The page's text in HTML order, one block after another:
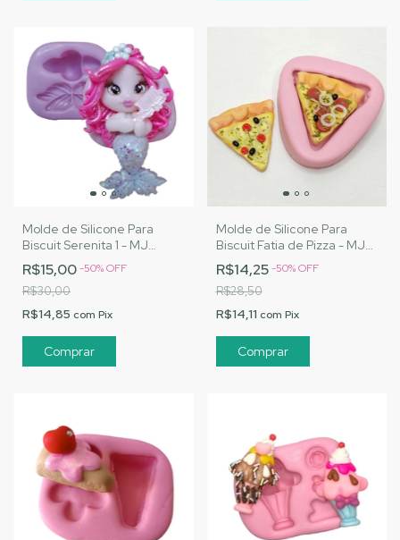
Molde de Silicone Para
Biscuit Serenita 1 - MJ
Artesanatos |Cód. 3140
R$15,00-50%OFF
R$30,00
R$14,85 com Pix
Molde de Silicone Para
Biscuit Fatia de Pizza - MJ
Artesanatos |Cód. 3150
R$14,25-50%OFF
R$28,50
R$14,11 com Pix